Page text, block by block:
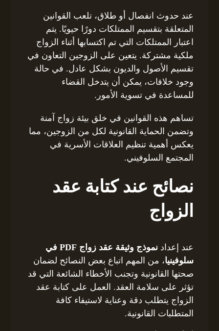
عند حدوث انفصال أو طلاق، تلعب القوانين
المتعلقة بتقسيم الممتلكات دورًا حيويًا. يتم
اعتبار الممتلكات التي تم اكتسابها أثناء الزواج
ملكية مشتركة. يتعين على الزوجين التعاون في
تقسيم الأصول والديون بشكل عادل. في حالة
وجود خلافات، يمكن أن يتدخل القضاء
للمساعدة في تسوية الأمور.
تساهم هذه القوانين في خلق بيئة زواج آمنة
وتضمن الحماية القانونية لكل من الزوجين، مما
يعكس أهمية تنظيم العلاقات الأسرية في
المجتمع السلوفيني.
نصائح عند كتابة عقد
الزواج
عند إعداد
نموذج وثيقة عقد زواج PDF في
سلوفينيا، من المهم اتباع بعض النصائح لضمان
صحتها القانونية وتجنب الأخطاء الشائعة التي قد
تؤثر على سلامة العقد. العمل على كتابة عقد
الزواج يتطلب دقة وعناية لاستيفاء كافة
المتطلبات القانونية.